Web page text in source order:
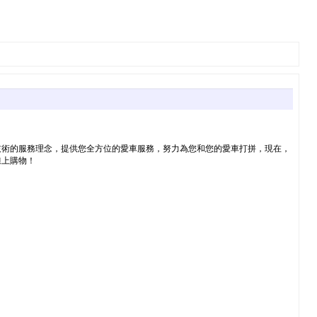
服務理念，提供您全方位的愛車服務，努力為您和您的愛車打拼，現在，
購物！